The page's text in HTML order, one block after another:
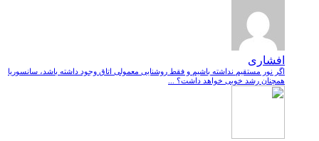
افشاری
اگر نور مستقیم نداشته باشیم و فقط روشنایی معمولی اتاق وجود داشته باشد، سانسوریا
همچنان رشد خوبی خواهد داشت؟ ...